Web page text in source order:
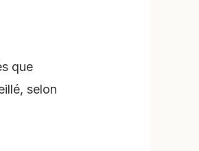
que
selon